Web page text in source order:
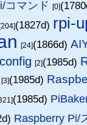
コマンド [0]
(1827d) rpi-
[24](1866d)
[2](1985d)
[3](1985d)
(1985d)
Raspberry Pi/